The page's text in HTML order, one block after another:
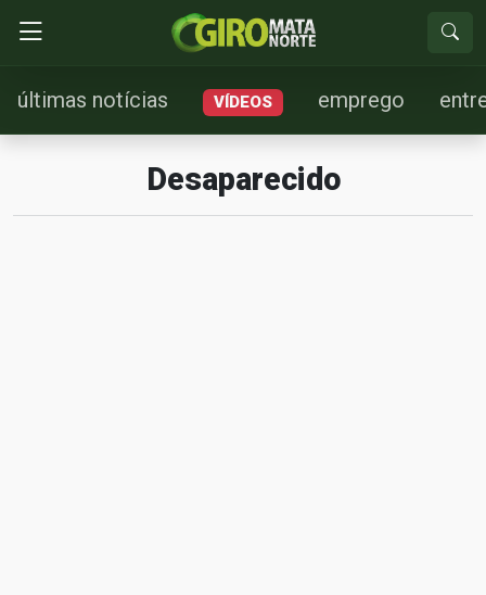
últimas notícias VÍDEOS emprego
Desaparecido